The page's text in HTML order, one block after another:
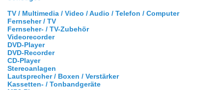
TV / Multimedia / Video / Audio / Telefon / Computer
Fernseher / TV
Fernseher- / TV-Zubehör
Videorecorder
DVD-Player
DVD-Recorder
CD-Player
Stereoanlagen
Lautsprecher / Boxen / Verstärker
Kassetten- / Tonbandgeräte